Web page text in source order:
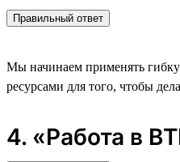
Правильный ответ
Мы начинаем применять
ресурсами для того, чтобы
4. «Работа в